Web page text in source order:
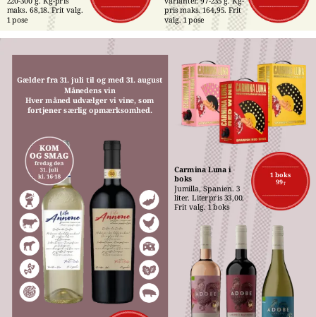
maks. 68,18. Frit valg.
1 pose
pris maks. 164,95. Frit
valg. 1 pose
1 boks
99,-
Carmina Luna i
boks
Jumilla, Spanien. 3
liter. Literpris 33,00.
Frit valg. 1 boks
Gælder fra 31. juli til og med 31. august
Månedens vin
Hver måned udvælger vi vine, som
fortjener særlig opmærksomhed.